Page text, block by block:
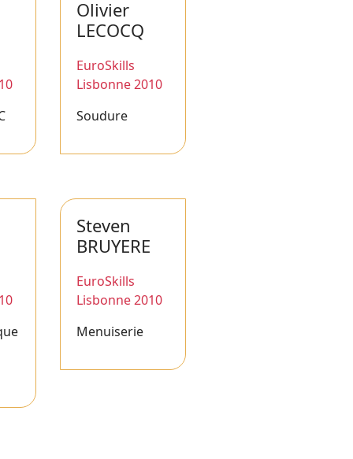
Olivier
LECOCQ
EuroSkills
Lisbonne 2010
Soudure
Steven
BRUYERE
EuroSkills
Lisbonne 2010
Menuiserie